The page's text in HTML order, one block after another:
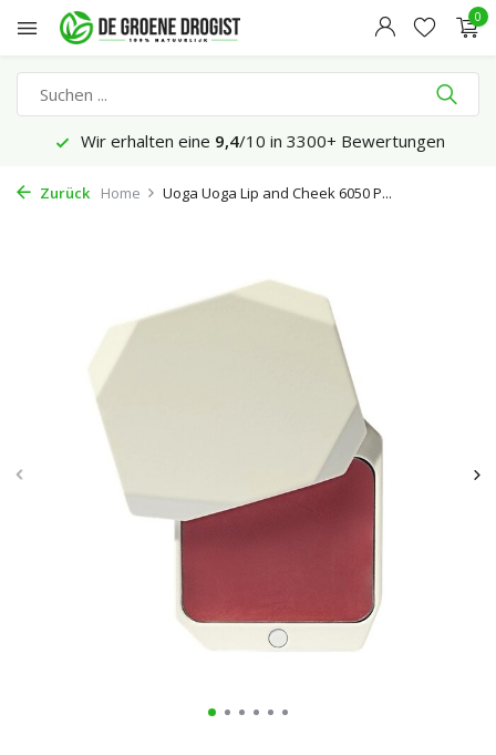
0
Wir erhalten eine 9,4/10 in 3300+ Bewertungen
Zurück Home Uoga Uoga Lip and Cheek 6050 P...